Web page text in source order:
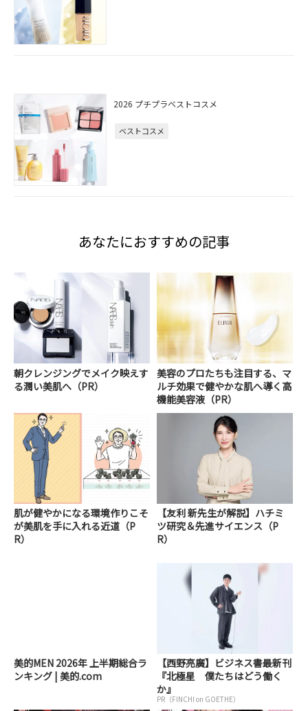
2026 プチプラベストコスメ
ベストコスメ
あなたにおすすめの記事
朝クレンジングでメイク映えす
る潤い美肌へ（PR）
美容のプロたちも注目する、マ
ルチ効果で健やかな肌へ導く高
機能美容液（PR）
肌が健やかになる環境作りこそ
が美肌を手に入れる近道（P
R）
【友利 新先生が解説】ハチミ
ツ研究＆先進サイエンス（P
R）
美的MEN 2026年 上半期総合ラ
ンキング | 美的.com
【西野亮廣】ビジネス書最新刊
『北極星 僕たちはどう働く
か』
PR（FINCHI on GOETHE）